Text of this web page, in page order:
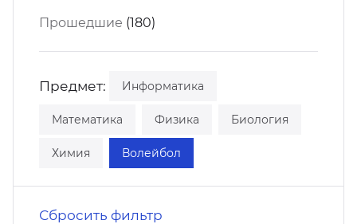
Прошедшие (180)
Предмет: Информатика
Математика Физика Биология
Химия Волейбол
Сбросить фильтр